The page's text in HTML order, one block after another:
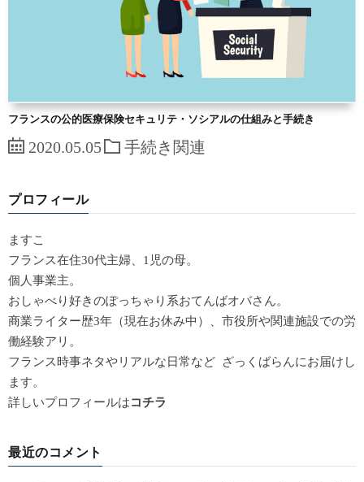
フランスの公的医療保険セキュリテ・ソシアルの仕組みと手続き
2020.05.05 手続き関連
プロフィール
ますこ
フランス在住30代主婦、1児の母。
個人事業主。
おしゃべり好きのぽっちゃり系おてんばオバさん。
商業ライター歴3年（現在お休み中）、市役所や関連施設での労
働経験アリ。
フランス時事ネタやリアルな日常など ざっくばらんにお届けし
ます。
詳しいプロフィールはコチラ
最近のコメント